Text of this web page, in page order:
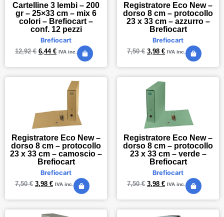
Cartelline 3 lembi – 200
gr – 25×33 cm – mix 6
colori – Brefiocart –
conf. 12 pezzi
Brefiocart
12,92€ 6,44 € IVA inc.
Registratore Eco New –
dorso 8 cm – protocollo
23 x 33 cm – azzurro –
Brefiocart
Brefiocart
7,50€ 3,98 € IVA inc.
Registratore Eco New –
dorso 8 cm – protocollo
23 x 33 cm – camoscio –
Brefiocart
Brefiocart
7,50€ 3,98 € IVA inc.
Registratore Eco New –
dorso 8 cm – protocollo
23 x 33 cm – verde –
Brefiocart
Brefiocart
7,50€ 3,98 € IVA inc.